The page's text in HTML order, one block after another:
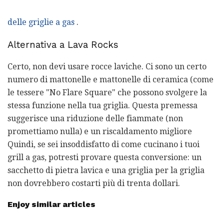
delle griglie a gas .
Alternativa a Lava Rocks
Certo, non devi usare rocce laviche. Ci sono un certo
numero di mattonelle e mattonelle di ceramica (come
le tessere "No Flare Square" che possono svolgere la
stessa funzione nella tua griglia. Questa premessa
suggerisce una riduzione delle fiammate (non
promettiamo nulla) e un riscaldamento migliore
Quindi, se sei insoddisfatto di come cucinano i tuoi
grill a gas, potresti provare questa conversione: un
sacchetto di pietra lavica e una griglia per la griglia
non dovrebbero costarti più di trenta dollari.
Enjoy similar articles